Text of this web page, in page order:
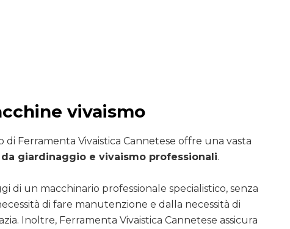
vivaismo
Ferramenta Vivaistica Cannetese offre una vasta
giardinaggio e vivaismo professionali.
di un macchinario professionale specialistico, senza
di fare manutenzione e dalla necessità di
Inoltre, Ferramenta Vivaistica Cannetese assicura